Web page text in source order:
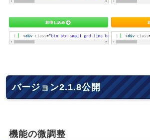
バージョン2.1.8公開
機能の微調整